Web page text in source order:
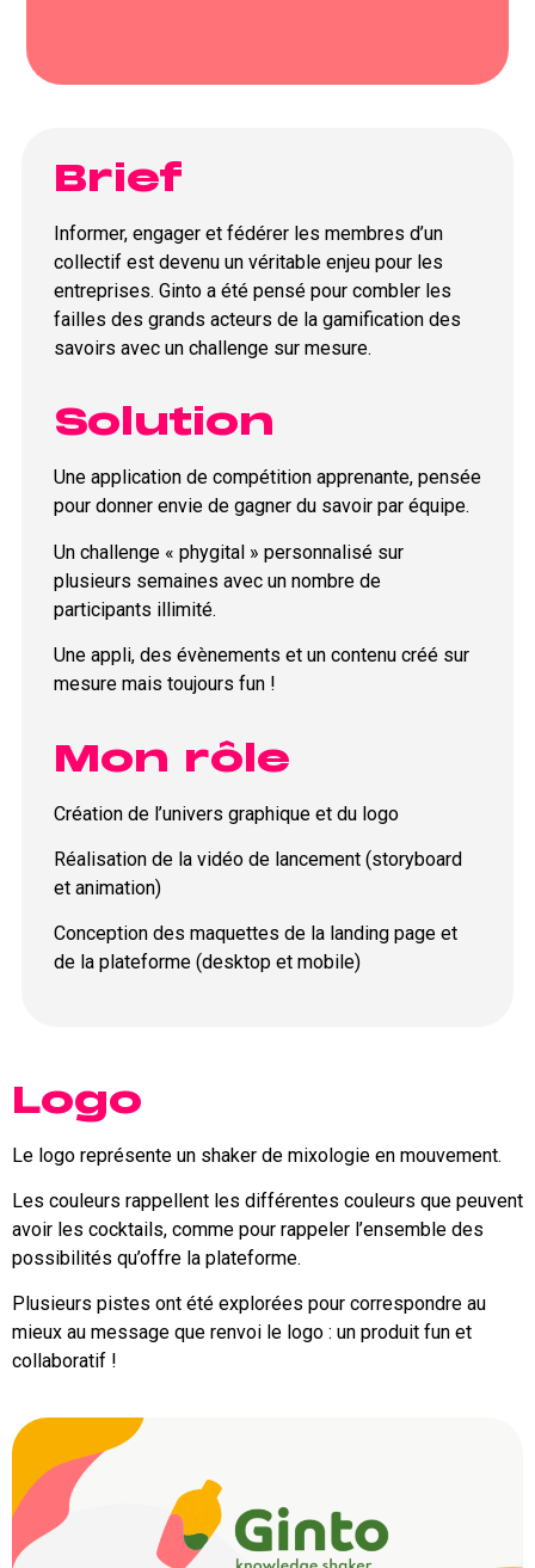
Brief
Informer, engager et fédérer les membres d’un
collectif est devenu un véritable enjeu pour les
entreprises. Ginto a été pensé pour combler les
failles des grands acteurs de la gamification des
savoirs avec un challenge sur mesure.
Solution
Une application de compétition apprenante, pensée
pour donner envie de gagner du savoir par équipe.
Un challenge « phygital » personnalisé sur
plusieurs semaines avec un nombre de
participants illimité.
Une appli, des évènements et uncontenu créé sur
mesure mais toujours fun !
Mon rôle
Création de l’univers graphique et du logo
Réalisation de la vidéo de lancement (storyboard
et animation)
Conception des maquettes de la landing page et
de la plateforme (desktop et mobile)
Logo
Le logo représente un shaker de mixologie en mouvement.
Les couleurs rappellent les différentes couleurs que peuvent
avoir les cocktails, comme pour rappeler l’ensemble des
possibilités qu’offre la plateforme.
Plusieurs pistes ont été explorées pour correspondre au
mieux au message que renvoi le logo : un produit fun et
collaboratif !